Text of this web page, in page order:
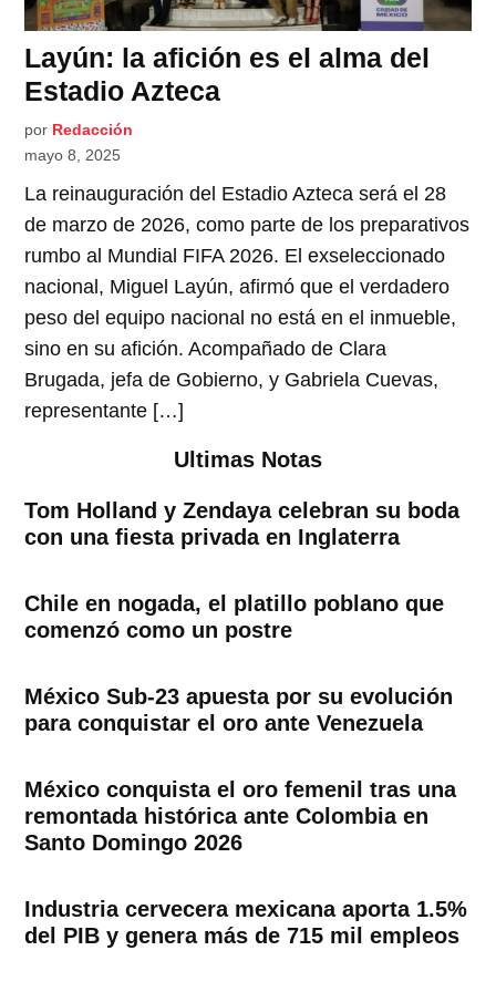
Layún: la afición es el alma del
Estadio Azteca
por Redacción
mayo 8, 2025
La reinauguración del Estadio Azteca será el 28
de marzo de 2026, como parte de los preparativos
rumbo al Mundial FIFA 2026. El exseleccionado
nacional, Miguel Layún, afirmó que el verdadero
peso del equipo nacional no está en el inmueble,
sino en su afición. Acompañado de Clara
Brugada, jefa de Gobierno, y Gabriela Cuevas,
representante […]
Ultimas Notas
Tom Holland y Zendaya celebran su boda
con una fiesta privada en Inglaterra
Chile en nogada, el platillo poblano que
comenzó como un postre
México Sub-23 apuesta por su evolución
para conquistar el oro ante Venezuela
México conquista el oro femenil tras una
remontada histórica ante Colombia en
Santo Domingo 2026
Industria cervecera mexicana aporta 1.5%
del PIB y genera más de 715 mil empleos